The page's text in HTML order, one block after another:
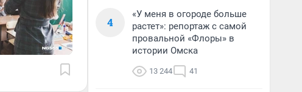
4
«У меня в огороде больше
растет»: репортаж с самой
провальной «Флоры» в
истории Омска
13 244 41